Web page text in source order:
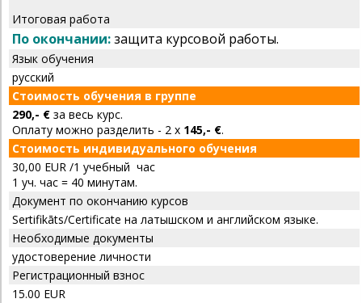
Итоговая работа
По окончании:защита курсовой работы.
Язык обучения
русский
Стоимость обучения в группе
290,- €за весь курс.
Оплату можно разделить - 2 x 145,- €.
Стоимость индивидуального обучения
30,00 EUR /1 учебный час
1 уч. час = 40 минутам.
Документ по окончанию курсов
Sertifikāts/Certificate на латышском и английском языке.
Необходимые документы
удостоверение личности
Регистрационный взнос
15.00 EUR